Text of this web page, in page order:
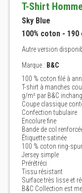
T-Shirt
Sky Blue
100% coton - 190
Autre version
Marque : B&C
100 % coton filé à
T-shirt à manches
g/m² par B&C
Coupe classique
Confection tubulaire
Encolure fine
Bande de col
Étiquette satinée
100 % coton ring-
Jersey simple
Prérétréci
Tissu résistant
Surface très lisse et
B&C Collection est